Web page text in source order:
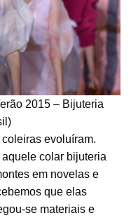
2015 – Bijuteria
evoluíram.
colar bijuteria
em novelas e
que elas
se materiais e